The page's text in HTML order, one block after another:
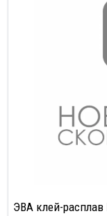
ЭВА клей-расплав